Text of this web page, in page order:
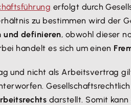
erfolgt durch
zu bestimmen wird der
und definieren, obwohl dieser
handelt es sich um einen
und nicht als Arbeitsvertrag
darstellt. Somit